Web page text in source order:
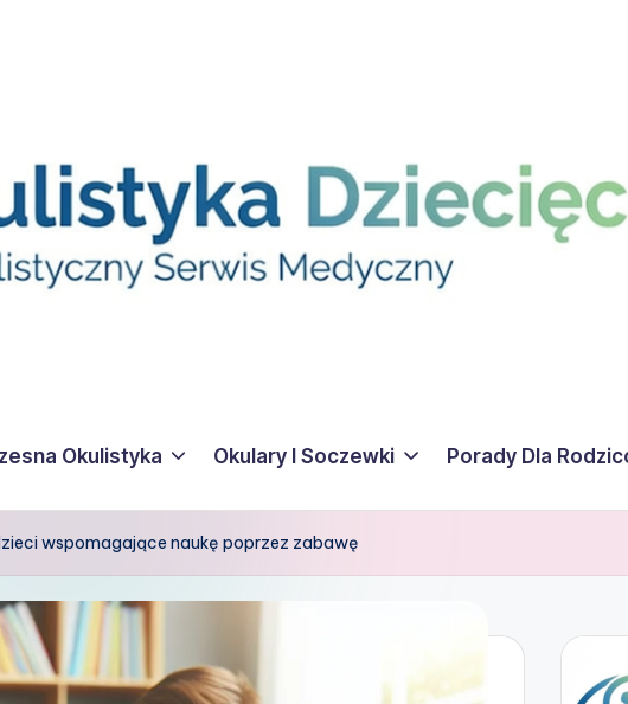
Okulistyka Okulary I Soczewki Porady Dla
wspomagające naukę poprzez zabawę